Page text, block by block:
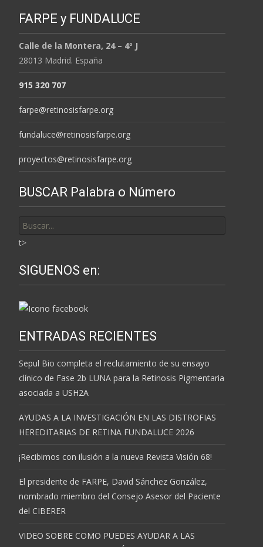
FARPE y FUNDALUCE
Calle de la Montera, 24 – 4º J
28013 Madrid. España
915 320 707
farpe@retinosisfarpe.org
fundaluce@retinosisfarpe.org
proyectos@retinosisfarpe.org
BUSCAR Palabra o Número
por:
t>
SIGUENOS en:
ENTRADAS RECIENTES
Sepul Bio completa el reclutamiento de su ensayo
clínico de Fase 2b LUNA para la Retinosis Pigmentaria
asociada a USH2A
AYUDAS A LA INVESTIGACIÓN EN LAS DISTROFIAS
HEREDITARIAS DE RETINA FUNDALUCE 2026
¡Recibimos con ilusión a la nueva Revista Visión 68!
El presidente de FARPE, David Sánchez González,
nombrado miembro del Consejo Asesor del Paciente
del CIBERER
VIDEO SOBRE COMO PUEDES AYUDAR A LAS